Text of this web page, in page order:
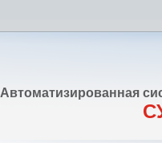
Автоматизированная